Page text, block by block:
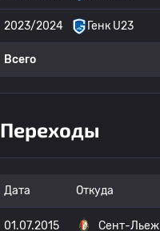
2023/2024 Генк U23
Всего
Переходы
Дата Откуда
01.07.2015 Сент-Льеж